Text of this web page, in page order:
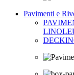
Pavimenti e